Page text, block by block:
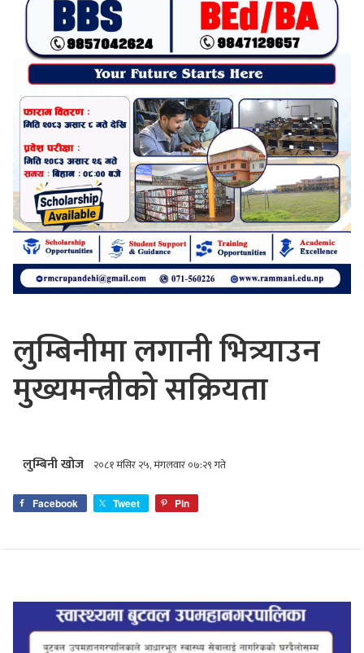
लुम्बिनीमा लगानी भित्र्याउन
मुख्यमन्त्रीको सक्रियता
लुम्बिनी खोज २०८१ मंसिर २५, मंगलवार ०७:२९ गते
Facebook Tweet Pin